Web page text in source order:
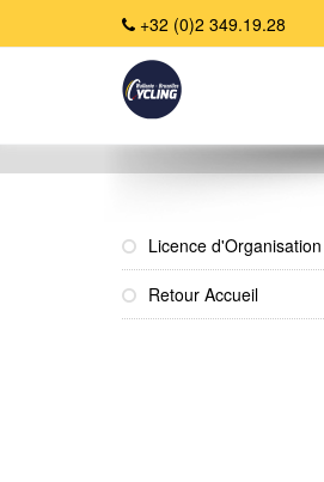
+32 (0)2 349.19.28
Licence d'Organisation
Retour Accueil